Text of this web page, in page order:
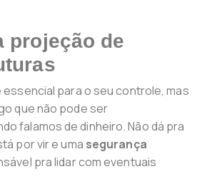
projeção de
para o seu controle, mas
que não pode ser
falamos de dinheiro. Não dá pra
por vir e uma segurança
pra lidar com eventuais